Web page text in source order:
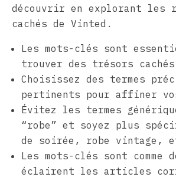
découvrir en explorant les
cachés de Vinted.
Les mots-clés sont
trouver des trésors
Choisissez des termes
pertinents pour affiner
Évitez les termes
“robe” et soyez plus
de soirée, robe vintage,
Les mots-clés sont comme
éclairent les articles